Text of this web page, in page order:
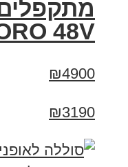
48V
₪4900
₪3190